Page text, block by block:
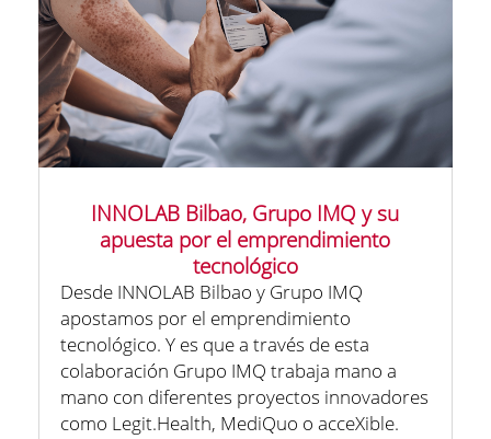
INNOLAB Bilbao, Grupo IMQ y su
apuesta por el emprendimiento
tecnológico
Desde INNOLAB Bilbao y Grupo IMQ
apostamos por el emprendimiento
tecnológico. Y es que a través de esta
colaboración Grupo IMQ trabaja mano a
mano con diferentes proyectos innovadores
como Legit.Health, MediQuo o acceXible.